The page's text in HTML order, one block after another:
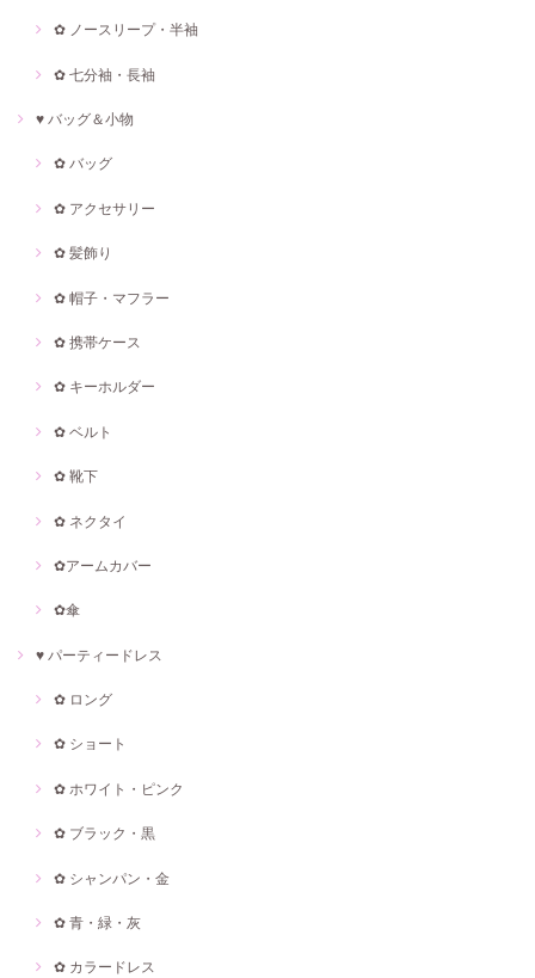
✿ ノースリープ・半袖
✿ 七分袖・長袖
♥ バッグ＆小物
✿ バッグ
✿ アクセサリー
✿ 髪飾り
✿ 帽子・マフラー
✿ 携帯ケース
✿ キーホルダー
✿ ベルト
✿ 靴下
✿ ネクタイ
✿アームカバー
✿傘
♥ パーティードレス
✿ ロング
✿ ショート
✿ ホワイト・ピンク
✿ ブラック・黒
✿ シャンパン・金
✿ 青・緑・灰
✿ カラードレス